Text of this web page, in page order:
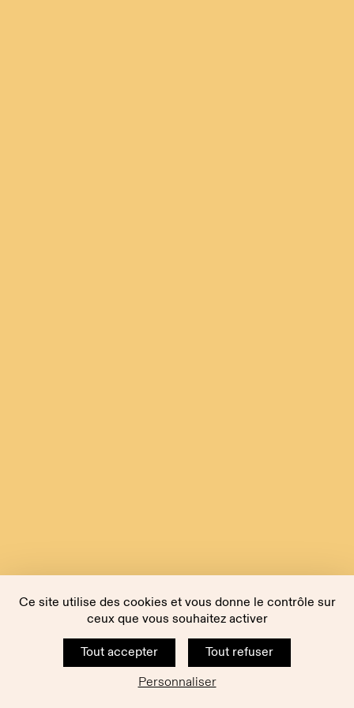
Ce site utilise des cookies et vous donne le contrôle sur
ceux que vous souhaitez activer
Tout accepter
Tout refuser
Personnaliser